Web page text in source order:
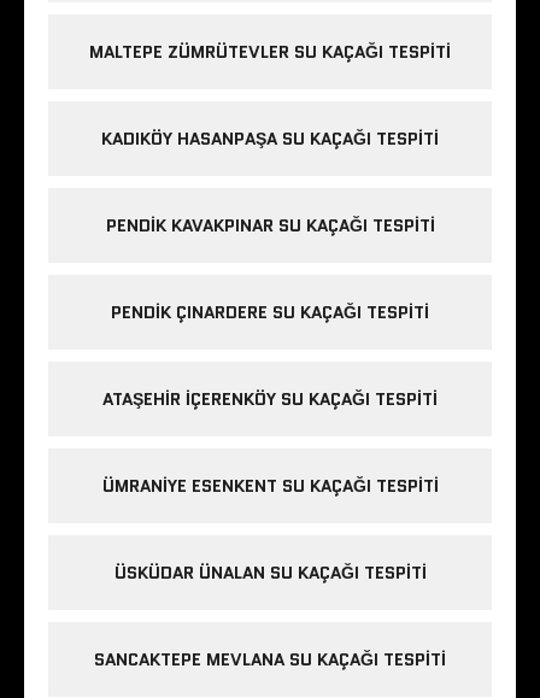
MALTEPE ZÜMRÜTEVLER SU KAÇAĞI TESPITI
KADIKÖY HASANPAŞA SU KAÇAĞI TESPITI
PENDIK KAVAKPINAR SU KAÇAĞI TESPITI
PENDIK ÇINARDERE SU KAÇAĞI TESPITI
ATAŞEHIR İÇERENKÖY SU KAÇAĞI TESPITI
ÜMRANIYE ESENKENT SU KAÇAĞI TESPITI
ÜSKÜDAR ÜNALAN SU KAÇAĞI TESPITI
SANCAKTEPE MEVLANA SU KAÇAĞI TESPITI